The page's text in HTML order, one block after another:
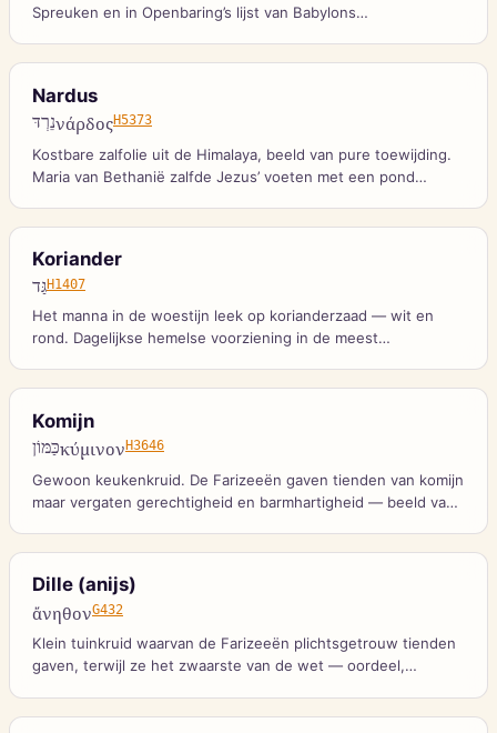
Spreuken en in Openbaring’s lijst van Babylons
Nardus
נֵרְדּνάρδοςH5373
Kostbare zalfolie uit de Himalaya, beeld van pure toewijding.
Maria van Bethanië zalfde Jezus’ voeten met een pond
Koriander
גַּדH1407
Het manna in de woestijn leek op korianderzaad — wit en
rond. Dagelijkse hemelse voorziening in de meest
Komijn
כַּמּוֹןκύμινον H3646
Gewoon keukenkruid. De Farizeeën gaven tienden van komijn
maar vergaten gerechtigheid en barmhartigheid — beeld van
Dille (anijs)
ἄνηθονG432
Klein tuinkruid waarvan de Farizeeën plichtsgetrouw tienden
gaven, terwijl ze het zwaarste van de wet — oordeel,